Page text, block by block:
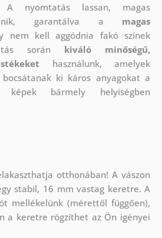
A nyomtatás lassan, magas
garantálva a magas
nem kell aggódnia fakó színek
során kiváló minőségű,
használunk, amelyek
ki káros anyagokat a
bármely helyiségben
otthonában! A vászon
stabil, 16 mm vastag keretre. A
mellékelünk (mérettől függően),
a keretre rögzíthet az Ön igényei